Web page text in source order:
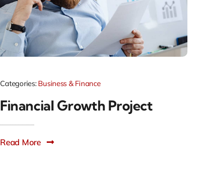
Categories: Business & Finance
Financial Growth Project
Read More